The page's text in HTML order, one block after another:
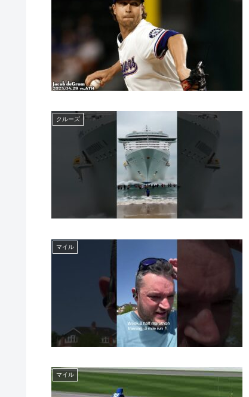
クルーズ
マイル
マイル